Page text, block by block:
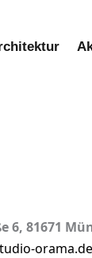
6, 81671